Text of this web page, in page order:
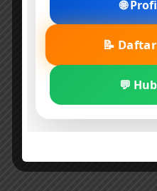
🌐
📝
💬